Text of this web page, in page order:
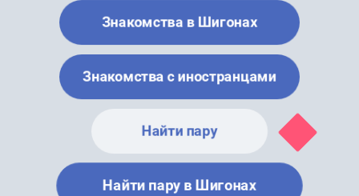
Знакомства в Шигонах
Знакомства с иностранцами
Найти пару
Найти пару в Шигонах